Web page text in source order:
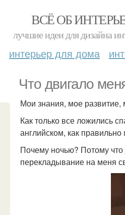
ВСЁ ОБ
лучшие идеи для дизайна
интерьер для дома
Что двигало
Мои знания, мое
Как только все ложились
английском, как
Почему ночью? Потому
перекладывание на меня